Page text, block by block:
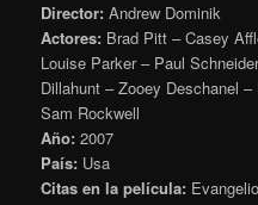
Director: Andrew Dominik
Actores: Brad Pitt – Casey
Louise Parker – Paul
Dillahunt – Zooey Deschanel
Sam Rockwell
Año: 2007
País: Usa
Citas en la película: